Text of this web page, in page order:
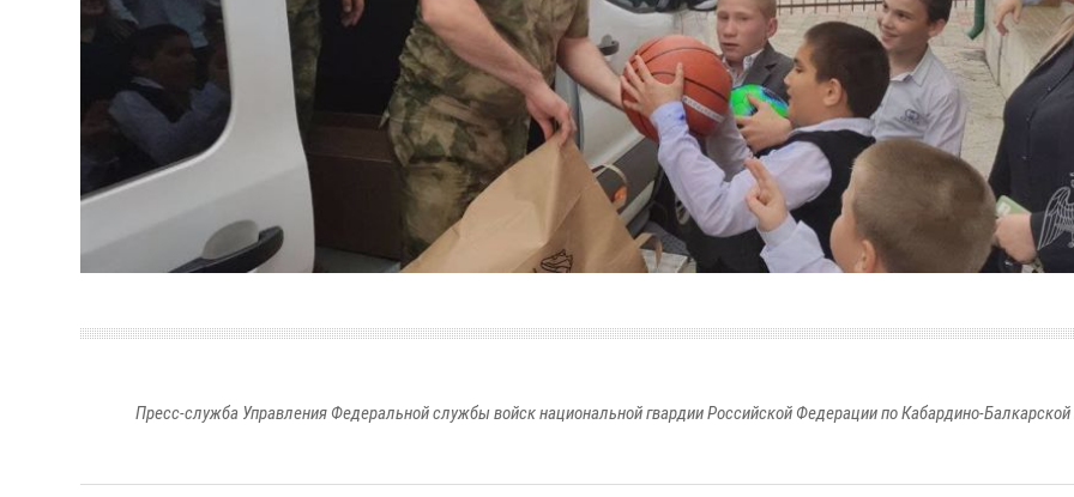
Пресс-служба Управления Федеральной службы войск национальной гвардии Российской Федерации по Кабардино-Балкарской